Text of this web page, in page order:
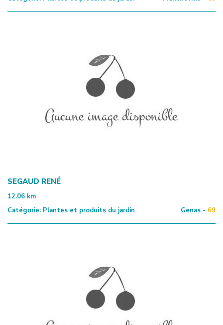
SEGAUD RENÉ
12.06 km
Catégorie: Plantes et produits du jardin Genas - 69